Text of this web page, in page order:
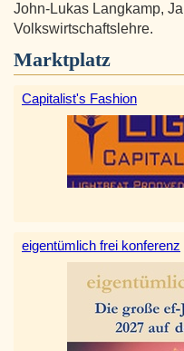
John-Lukas Langkamp,
Volkswirtschaftslehre.
Marktplatz
Capitalist's Fashion
eigentümlich frei konferenz